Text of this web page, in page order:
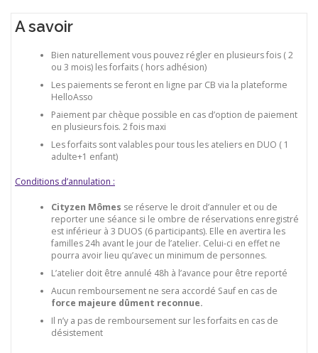
A savoir
Bien naturellement vous pouvez régler en plusieurs fois ( 2
ou 3 mois) les forfaits ( hors adhésion)
Les paiements se feront en ligne par CB via la plateforme
HelloAsso
Paiement par chèque possible en cas d’option de paiement
en plusieurs fois. 2 fois maxi
Les forfaits sont valables pour tous les ateliers en DUO ( 1
adulte+1 enfant)
Conditions d’annulation :
Cityzen Mômes se réserve le droit d’annuler et ou de
reporter une séance si le ombre de réservations enregistré
est inférieur à 3 DUOS (6 participants). Elle en avertira les
familles 24h avant le jour de l’atelier. Celui-ci en effet ne
pourra avoir lieu qu’avec un minimum de personnes.
L’atelier doit être annulé 48h à l’avance pour être reporté
Aucun remboursement ne sera accordé Sauf en cas de
force majeure dûment reconnue.
Il n’y a pas de remboursement sur les forfaits en cas de
désistement